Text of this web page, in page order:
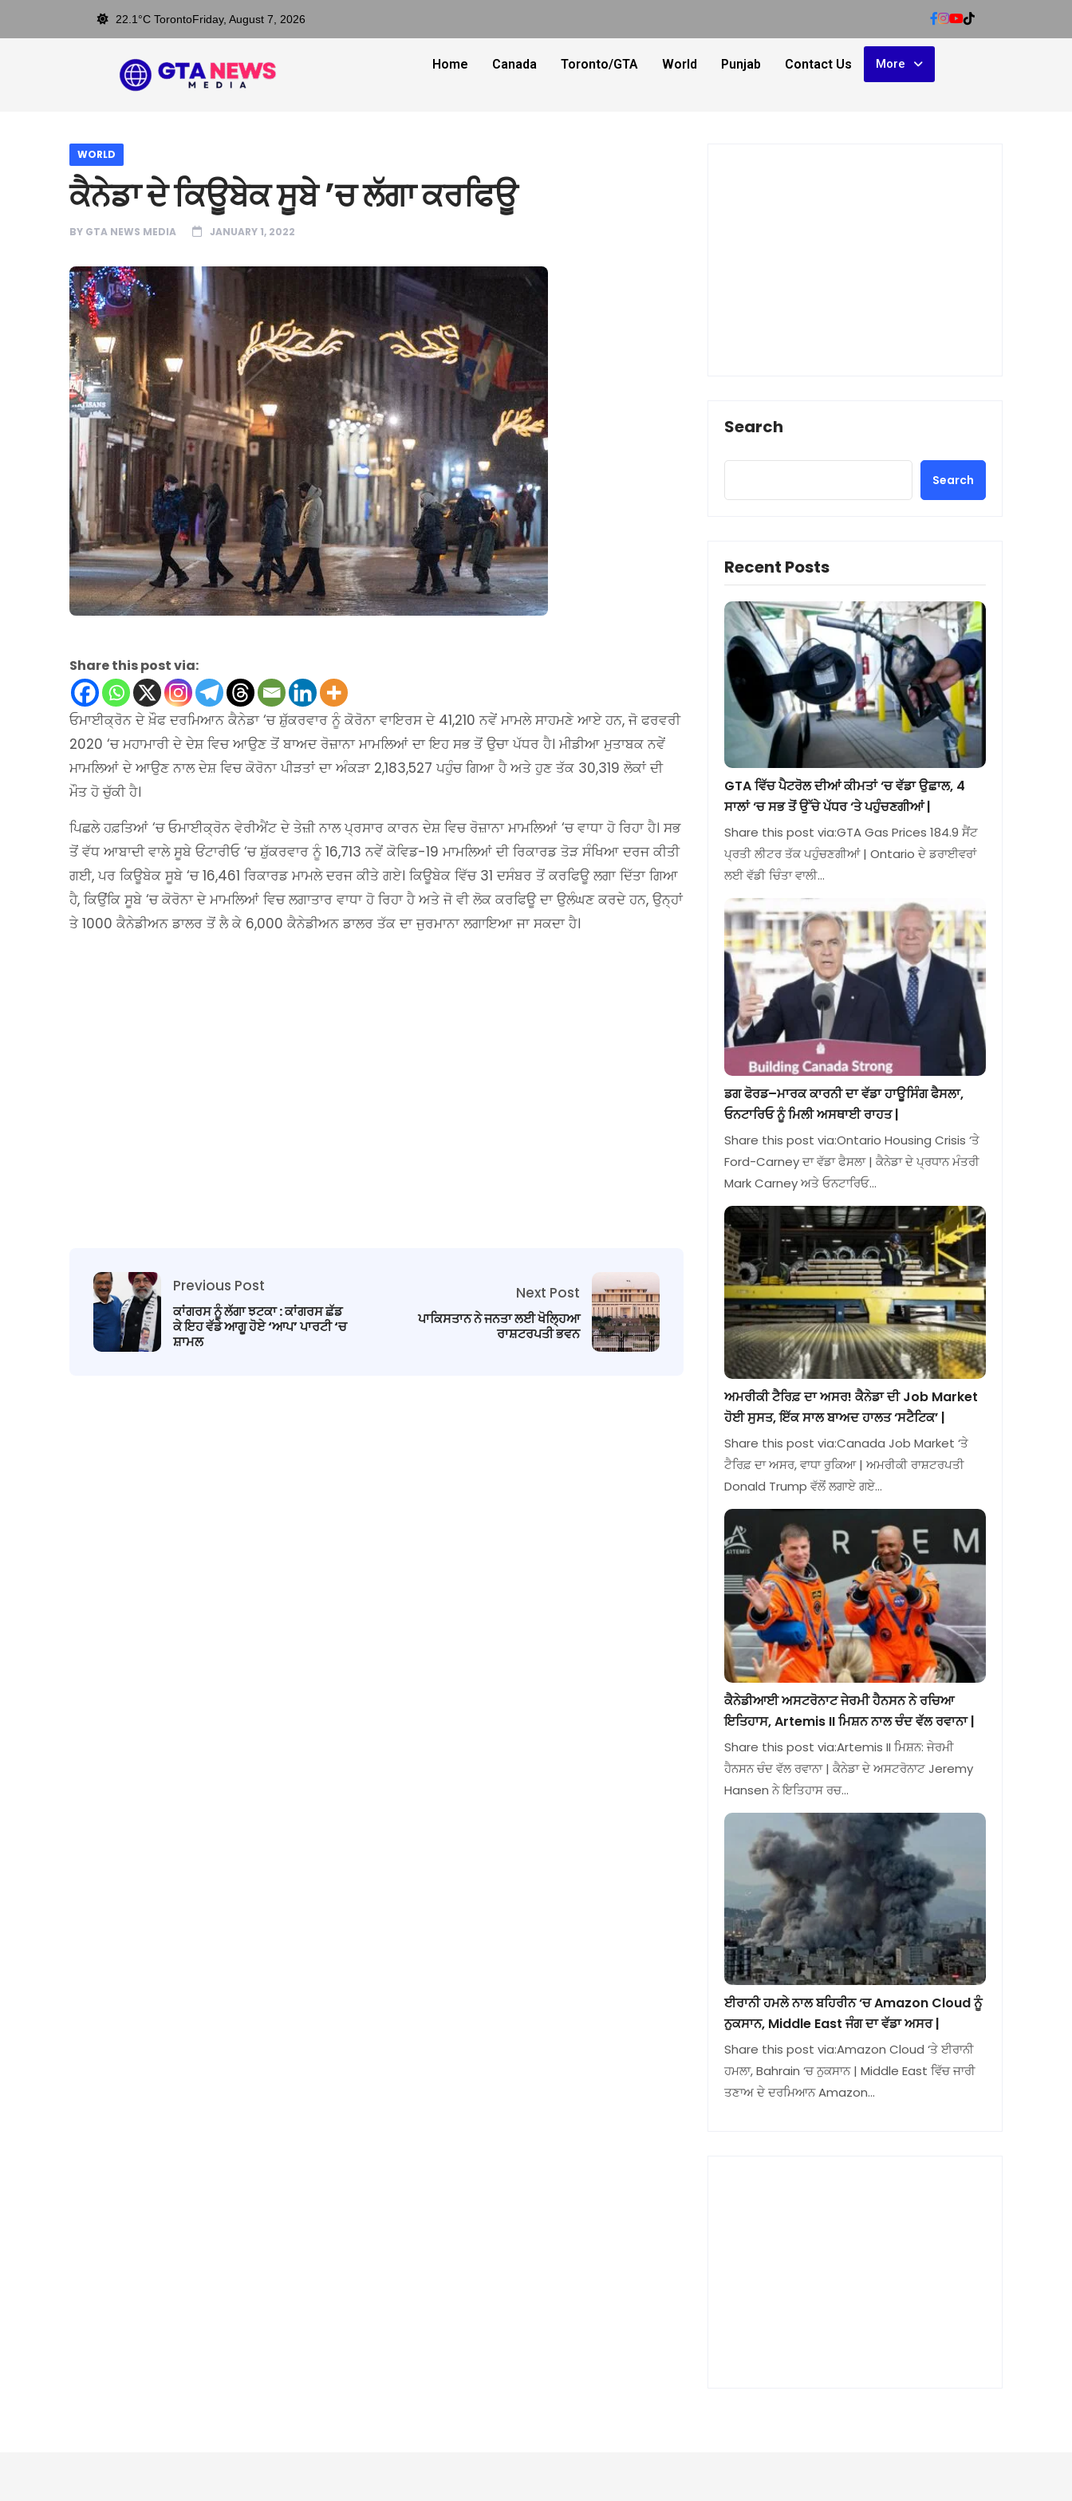
22.1°C TorontoFriday, August 7, 2026
Home Canada Toronto/GTA World Punjab Contact Us More
WORLD
ਕੈਨੇਡਾ ਦੇ ਕਿਊਬੇਕ ਸੂਬੇ ’ਚ ਲੱਗਾ ਕਰਫਿਊ
BY GTA NEWS MEDIA JANUARY 1, 2022
Share this post via:
ਓਮਾਈਕ੍ਰੋਨ ਦੇ ਖ਼ੌਫ ਦਰਮਿਆਨ ਕੈਨੇਡਾ ‘ਚ ਸ਼ੁੱਕਰਵਾਰ ਨੂੰ ਕੋਰੋਨਾ ਵਾਇਰਸ ਦੇ 41,210 ਨਵੇਂ ਮਾਮਲੇ ਸਾਹਮਣੇ ਆਏ ਹਨ, ਜੋ ਫਰਵਰੀ
2020 ‘ਚ ਮਹਾਮਾਰੀ ਦੇ ਦੇਸ਼ ਵਿਚ ਆਉਣ ਤੋਂ ਬਾਅਦ ਰੋਜ਼ਾਨਾ ਮਾਮਲਿਆਂ ਦਾ ਇਹ ਸਭ ਤੋਂ ਉਚਾ ਪੱਧਰ ਹੈ। ਮੀਡੀਆ ਮੁਤਾਬਕ ਨਵੇਂ
ਮਾਮਲਿਆਂ ਦੇ ਆਉਣ ਨਾਲ ਦੇਸ਼ ਵਿਚ ਕੋਰੋਨਾ ਪੀੜਤਾਂ ਦਾ ਅੰਕੜਾ 2,183,527 ਪਹੁੰਚ ਗਿਆ ਹੈ ਅਤੇ ਹੁਣ ਤੱਕ 30,319 ਲੋਕਾਂ ਦੀ
ਮੌਤ ਹੋ ਚੁੱਕੀ ਹੈ।
ਪਿਛਲੇ ਹਫ਼ਤਿਆਂ ‘ਚ ਓਮਾਈਕ੍ਰੋਨ ਵੇਰੀਐਂਟ ਦੇ ਤੇਜ਼ੀ ਨਾਲ ਪ੍ਰਸਾਰ ਕਾਰਨ ਦੇਸ਼ ਵਿਚ ਰੋਜ਼ਾਨਾ ਮਾਮਲਿਆਂ ‘ਚ ਵਾਧਾ ਹੋ ਰਿਹਾ ਹੈ। ਸਭ
ਤੋਂ ਵੱਧ ਆਬਾਦੀ ਵਾਲੇ ਸੂਬੇ ਓਂਟਾਰੀਓ ‘ਚ ਸ਼ੁੱਕਰਵਾਰ ਨੂੰ 16,713 ਨਵੇਂ ਕੋਵਿਡ-19 ਮਾਮਲਿਆਂ ਦੀ ਰਿਕਾਰਡ ਤੋੜ ਸੰਖਿਆ ਦਰਜ ਕੀਤੀ
ਗਈ, ਪਰ ਕਿਊਬੇਕ ਸੂਬੇ ‘ਚ 16,461 ਰਿਕਾਰਡ ਮਾਮਲੇ ਦਰਜ ਕੀਤੇ ਗਏ। ਕਿਊਬੇਕ ਵਿੱਚ 31 ਦਸੰਬਰ ਤੋਂ ਕਰਫਿਊ ਲਗਾ ਦਿੱਤਾ ਗਿਆ
ਹੈ, ਕਿਉਂਕਿ ਸੂਬੇ ‘ਚ ਕੋਰੋਨਾ ਦੇ ਮਾਮਲਿਆਂ ਵਿਚ ਲਗਾਤਾਰ ਵਾਧਾ ਹੋ ਰਿਹਾ ਹੈ ਅਤੇ ਜੋ ਵੀ ਲੋਕ ਕਰਫਿਊ ਦਾ ਉਲੰਘਣ ਕਰਦੇ ਹਨ, ਉਨ੍ਹਾਂ
ਤੇ 1000 ਕੈਨੇਡੀਅਨ ਡਾਲਰ ਤੋਂ ਲੈ ਕੇ 6,000 ਕੈਨੇਡੀਅਨ ਡਾਲਰ ਤੱਕ ਦਾ ਜੁਰਮਾਨਾ ਲਗਾਇਆ ਜਾ ਸਕਦਾ ਹੈ।
Previous Post
ਕਾਂਗਰਸ ਨੂੰ ਲੱਗਾ ਝਟਕਾ : ਕਾਂਗਰਸ ਛੱਡ
ਕੇ ਇਹ ਵੱਡੇ ਆਗੂ ਹੋਏ ‘ਆਪ’ ਪਾਰਟੀ ‘ਚ
ਸ਼ਾਮਲ
Next Post
ਪਾਕਿਸਤਾਨ ਨੇ ਜਨਤਾ ਲਈ ਖੋਲ੍ਹਿਆ
ਰਾਸ਼ਟਰਪਤੀ ਭਵਨ
Search
Search
Recent Posts
GTA ਵਿੱਚ ਪੈਟਰੋਲ ਦੀਆਂ ਕੀਮਤਾਂ ‘ਚ ਵੱਡਾ ਉਛਾਲ, 4
ਸਾਲਾਂ ‘ਚ ਸਭ ਤੋਂ ਉੱਚੇ ਪੱਧਰ ‘ਤੇ ਪਹੁੰਚਣਗੀਆਂ |
Share this post via:GTA Gas Prices 184.9 ਸੈਂਟ
ਪ੍ਰਤੀ ਲੀਟਰ ਤੱਕ ਪਹੁੰਚਣਗੀਆਂ | Ontario ਦੇ ਡਰਾਈਵਰਾਂ
ਲਈ ਵੱਡੀ ਚਿੰਤਾ ਵਾਲੀ…
ਡਗ ਫੋਰਡ–ਮਾਰਕ ਕਾਰਨੀ ਦਾ ਵੱਡਾ ਹਾਊਸਿੰਗ ਫੈਸਲਾ,
ਓਨਟਾਰਿਓ ਨੂੰ ਮਿਲੀ ਅਸਥਾਈ ਰਾਹਤ |
Share this post via:Ontario Housing Crisis ‘ਤੇ
Ford-Carney ਦਾ ਵੱਡਾ ਫੈਸਲਾ | ਕੈਨੇਡਾ ਦੇ ਪ੍ਰਧਾਨ ਮੰਤਰੀ
Mark Carney ਅਤੇ ਓਨਟਾਰਿਓ…
ਅਮਰੀਕੀ ਟੈਰਿਫ਼ ਦਾ ਅਸਰ! ਕੈਨੇਡਾ ਦੀ Job Market
ਹੋਈ ਸੁਸਤ, ਇੱਕ ਸਾਲ ਬਾਅਦ ਹਾਲਤ ‘ਸਟੈਟਿਕ’ |
Share this post via:Canada Job Market ‘ਤੇ
ਟੈਰਿਫ਼ ਦਾ ਅਸਰ, ਵਾਧਾ ਰੁਕਿਆ | ਅਮਰੀਕੀ ਰਾਸ਼ਟਰਪਤੀ
Donald Trump ਵੱਲੋਂ ਲਗਾਏ ਗਏ…
ਕੈਨੇਡੀਆਈ ਅਸਟਰੋਨਾਟ ਜੇਰਮੀ ਹੈਨਸਨ ਨੇ ਰਚਿਆ
ਇਤਿਹਾਸ, Artemis II ਮਿਸ਼ਨ ਨਾਲ ਚੰਦ ਵੱਲ ਰਵਾਨਾ |
Share this post via:Artemis II ਮਿਸ਼ਨ: ਜੇਰਮੀ
ਹੈਨਸਨ ਚੰਦ ਵੱਲ ਰਵਾਨਾ | ਕੈਨੇਡਾ ਦੇ ਅਸਟਰੋਨਾਟ Jeremy
Hansen ਨੇ ਇਤਿਹਾਸ ਰਚ…
ਈਰਾਨੀ ਹਮਲੇ ਨਾਲ ਬਹਿਰੀਨ ‘ਚ Amazon Cloud ਨੂੰ
ਨੁਕਸਾਨ, Middle East ਜੰਗ ਦਾ ਵੱਡਾ ਅਸਰ |
Share this post via:Amazon Cloud ‘ਤੇ ਈਰਾਨੀ
ਹਮਲਾ, Bahrain ‘ਚ ਨੁਕਸਾਨ | Middle East ਵਿੱਚ ਜਾਰੀ
ਤਣਾਅ ਦੇ ਦਰਮਿਆਨ Amazon…